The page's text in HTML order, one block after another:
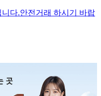
다.안전거래 하시기 바랍